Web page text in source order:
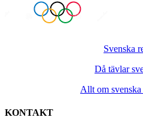
Svenska
Då tävlar
Allt om
KONTAKT